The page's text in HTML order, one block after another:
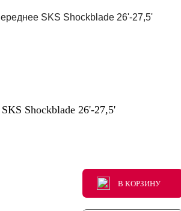
Shockblade 26'-27,5'
В КОРЗИНУ
В КОРЗИНУ
В КОРЗИНУ